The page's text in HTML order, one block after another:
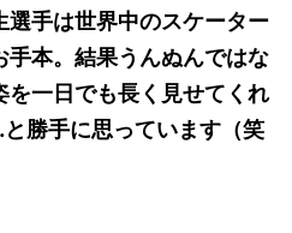
選手は世界中のスケーター
手本。結果うんぬんではな
を一日でも長く見せてくれ
勝手に思っています（笑